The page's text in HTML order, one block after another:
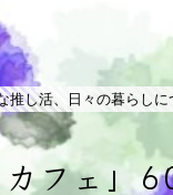
し活、日々の暮らし
フェ」